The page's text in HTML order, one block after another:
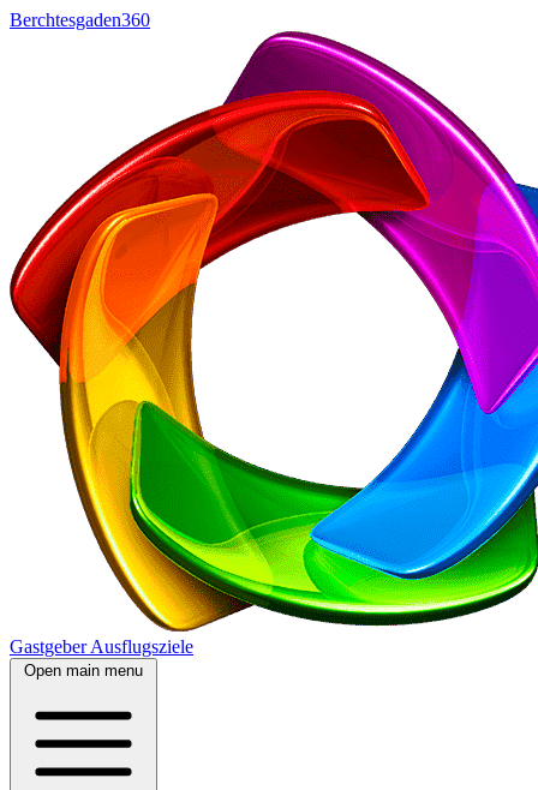
Berchtesgaden360
GastgeberAusflugsziele
Open main menu